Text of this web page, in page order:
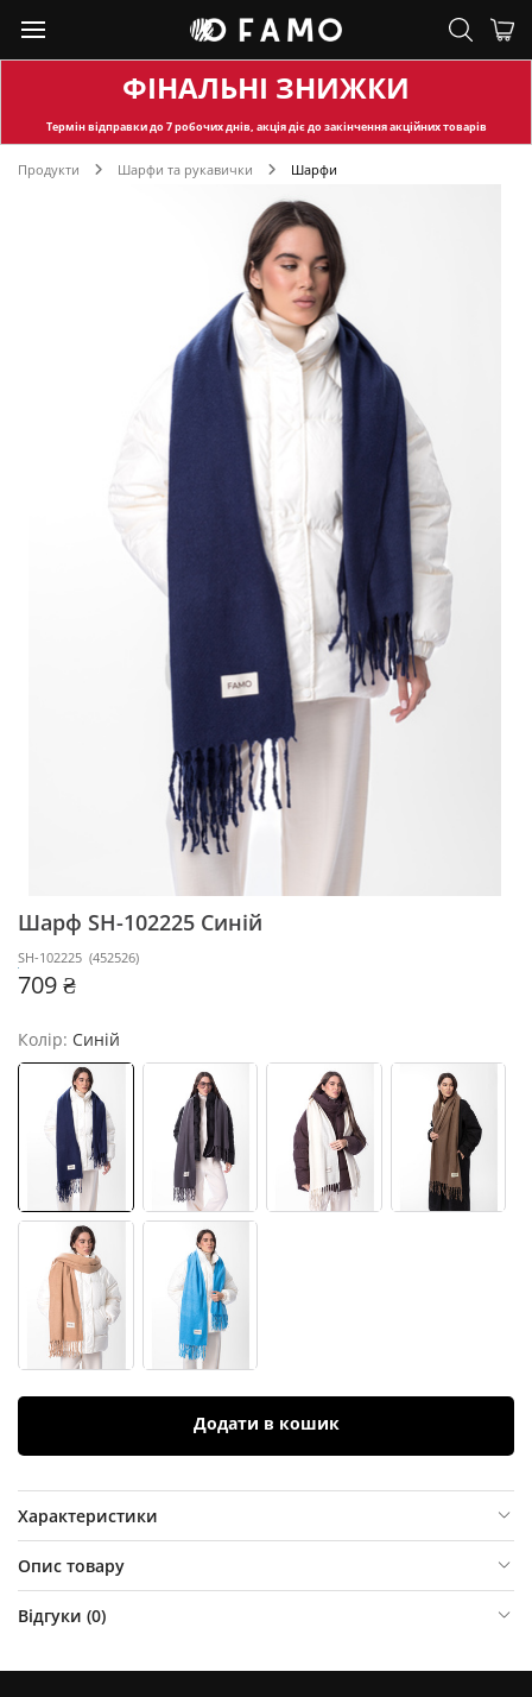
ФІНАЛЬНІ ЗНИЖКИ
Термін відправкидо 7 робочих днів, акція діє до закінчення акційних товарів
Продукти Шарфи та рукавички Шарфи
Шарф SH-102225 Синій
SH-102225 (452526)
709 ₴
Колір: Синій
Додати в кошик
Характеристики
Опис товару
Відгуки (0)